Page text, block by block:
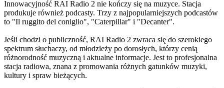
Innowacyjność RAI Radio 2 nie kończy się na muzyce. Stacja
produkuje również podcasty. Trzy z najpopularniejszych podcastów
to "Il ruggito del coniglio", "Caterpillar" i "Decanter".
Jeśli chodzi o publiczność, RAI Radio 2 zwraca się do szerokiego
spektrum słuchaczy, od młodzieży po dorosłych, którzy cenią
różnorodność muzyczną i aktualne informacje. Jest to profesjonalna
stacja radiowa, znana z promowania różnych gatunków muzyki,
kultury i spraw bieżących.